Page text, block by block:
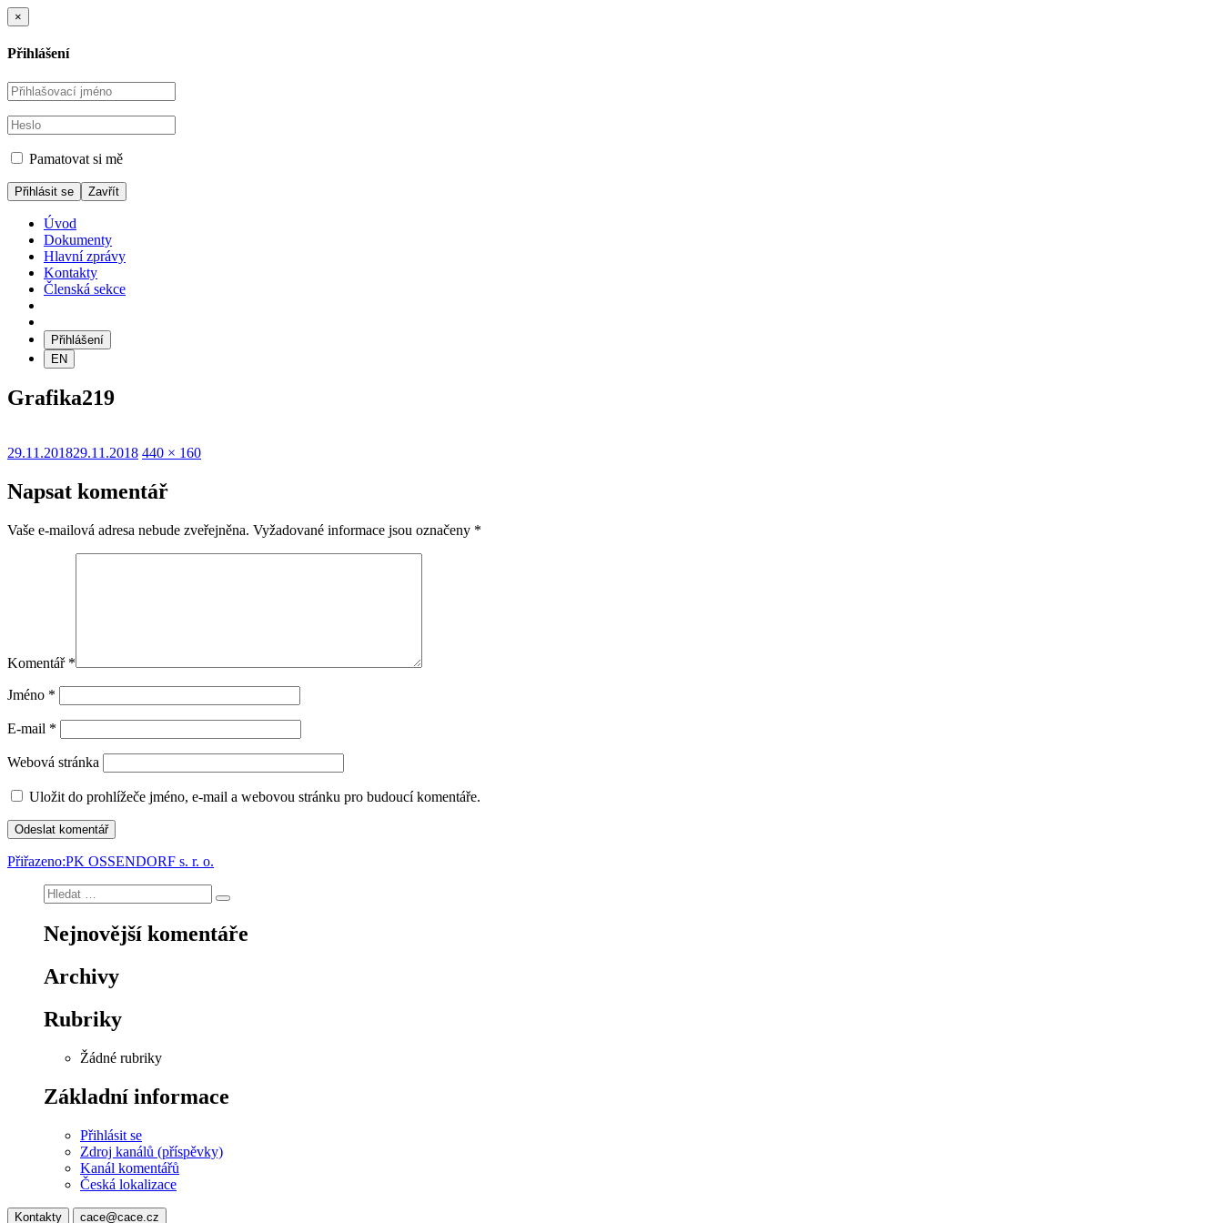
×
Přihlášení
Pamatovat si mě
Zavřít
Úvod
Dokumenty
Hlavní zprávy
Kontakty
Členská sekce
Přihlášení
EN
Grafika219
Publikováno:
29.11.201829.11.2018 Původní
440 × 160
Napsat komentář
Vaše e-mailová adresa nebude zveřejněna. Vyžadované informace jsou označeny *
Komentář *
Jméno *
E-mail *
Webová stránka
Uložit do prohlížeče jméno, e-mail a webovou stránku pro budoucí komentáře.
Navigace
Přiřazeno:PK OSSENDORF s. r. o.
Hledat:
Hledání
Nejnovější komentáře
Archivy
Rubriky
Žádné rubriky
Základní informace
Přihlásit se
Zdroj kanálů (příspěvky)
Kanál komentářů
Česká lokalizace
Kontakty cace@cace.cz